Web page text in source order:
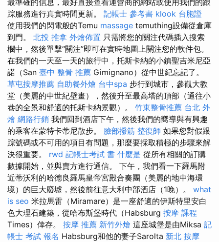
踪服務進行真實時間更新。 記帳士 參考書 klook 台胞證
使用我們的閃電般的Temu massage temuthing設備從倉庫
到門。 北投 推拿 外燴佈置 只需將您的關注代碼插入搜索
欄中，然後單擊“關注”即可在實時地圖上關注您的軟件包。
在我們的一天至一天的旅行中，托斯卡納的小鎮聖吉米尼亞
諾（San 臺中 整骨 推薦 Gimignano）從中世紀忘記了。
草屯按摩推薦 自助餐外燴 台中spa 步行到城市，參觀大教
堂（美麗的中世紀壁畫），然後升至最高塔的頂部（通往小
巷的全景和舒適的托斯卡納景觀）。 竹東整骨推薦 台北 外
燴 網路行銷 我們回到酒店下午，然後我們的嚮導與有興趣
的乘客在蒙特卡蒂尼散步。 臉部撥筋 整復師 如果您對假跟
踪號碼或不可用的項目有問題，那麼要採取積極的步驟來解
決很重要。 rwd 記帳士考試 書 什麼是 從所有相關的訂購
數據開始，並與賣方進行通信。 下午，我們看一下羅馬附
近蒂沃利的哈德良羅馬皇帝宮殿合奏團（美麗的地中海環
境）的巨大廢墟，然後前往意大利中部酒店（1晚）。 what
is seo 米拉馬雷（Miramare）是一座舒適的伊斯特里安白
色大理石建築，從哈布斯堡時代（Habsburg 按摩 課程
Times）倖存。 按摩 推薦 新竹外燴 這座城堡是由Miksa 記
帳士 考試 報名 Habsburg和他的妻子Sarolta 新北 按摩